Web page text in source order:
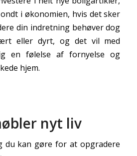
i økonomien, hvis det sker
din indretning behøver dog
eller dyrt, og det vil med
en følelse af fornyelse og
hjem.
nyt liv
du kan gøre for at opgradere